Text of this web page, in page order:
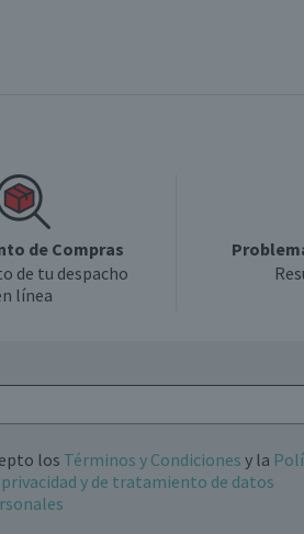
de Compras
de tu despacho
línea
los Términos y Condiciones y la
privacidad y de tratamiento de datos